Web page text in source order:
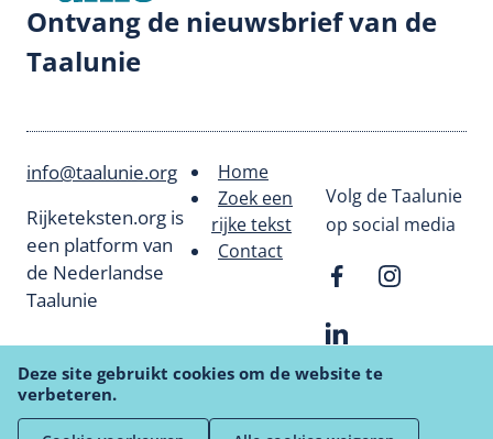
Ontvang de nieuwsbrief van de
Taalunie
info@taalunie.org
Rijketeksten.org is
een platform van
de Nederlandse
Taalunie
Footer
menu
Home
Zoek een
rijke tekst
Contact
Volg de Taalunie
op social media
Deze site gebruikt cookies om de website te
verbeteren.